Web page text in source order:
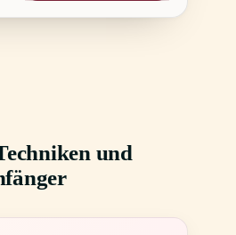
und